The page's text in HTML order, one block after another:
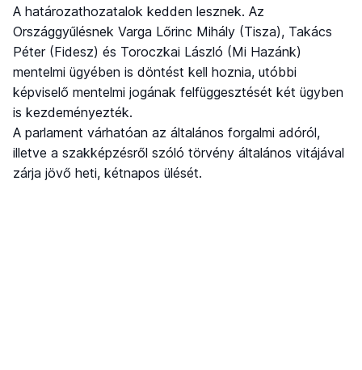
A határozathozatalok kedden lesznek. Az
Országgyűlésnek Varga Lőrinc Mihály (Tisza), Takács
Péter (Fidesz) és Toroczkai László (Mi Hazánk)
mentelmi ügyében is döntést kell hoznia, utóbbi
képviselő mentelmi jogának felfüggesztését két ügyben
is kezdeményezték.
A parlament várhatóan az általános forgalmi adóról,
illetve a szakképzésről szóló törvény általános vitájával
zárja jövő heti, kétnapos ülését.